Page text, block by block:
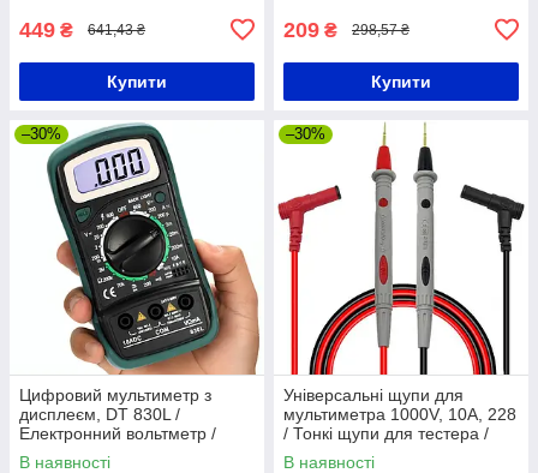
449 ₴ 641,43 ₴
Купити
209 ₴ 298,57 ₴
Купити
–30%
Цифровий мультиметр з
дисплеєм, DT 830L /
Електронний вольтметр /
Автоматичний тестер напруги
В наявності
–30%
Універсальні щупи для
мультиметра 1000V, 10А, 228
/ Тонкі щупи для тестера /
Щупи до цифрових тестерів
В наявності